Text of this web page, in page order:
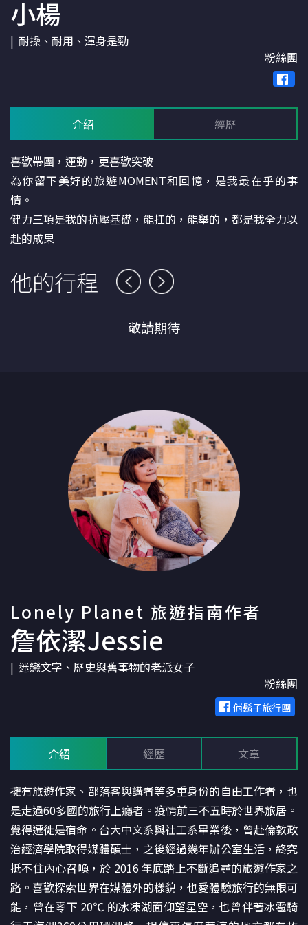
小楊
耐操、耐用、渾身是勁
粉絲團
介紹 經歷
喜歡帶團，運動，更喜歡突破
為你留下美好的旅遊MOMENT和回憶，是我最在乎的事
情。
健力三項是我的抗壓基礎，能扛的，能舉的，都是我全力以
赴的成果
他的行程
敬請期待
Lonely Planet 旅遊指南作者
詹依潔Jessie
迷戀文字、歷史與舊事物的老派女子
粉絲團
俏鬍子旅行團
介紹 經歷 文章
擁有旅遊作家、部落客與講者等多重身份的自由工作者，也
是走過60多國的旅行上癮者。疫情前三不五時於世界旅居。
覺得遷徙是宿命。台大中文系與社工系畢業後，曾赴倫敦政
治經濟學院取得媒體碩士，之後經過幾年辦公室生活，終究
抵不住內心召喚，於 2016 年底踏上不斷追尋的旅遊作家之
路。喜歡探索世界在媒體外的樣貌，也愛體驗旅行的無限可
能，曾在零下 20℃ 的冰凍湖面仰望星空，也曾伴著冰雹騎